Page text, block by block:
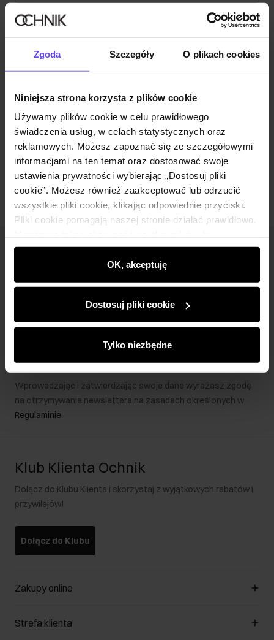
Zgoda Szczegóły O plikach cookies
Niniejsza strona korzysta z plików cookie
Używamy plików cookie w celu prawidłowego
świadczenia usług, w celach statystycznych oraz
reklamowych. Możesz zapoznać się ze szczegółowymi
informacjami na ten temat oraz dostosować swoje
ustawienia prywatności wybierając „Dostosuj pliki
cookie”. Możesz również zaakceptować lub odrzucić
wszystkie pliki cookie, klikając odpowiednie przyciski.
Pliki cookie pomagają naszej stronie działać prawidłowo.
wyświetlać im dopasowane do ich preferencji treści,
rekomendacje oraz komunikaty reklamowe informujące o
najnowszych promocjach w e-sklepie. Informacje o tym,
partnerom społecznościowym, reklamowym i
analitycznym. Partnerzy mogą połączyć te informacje z
podczas korzystania z ich usług.
OK, akceptuję
Dostosuj pliki cookie
Tylko niezbędne
Wysyłka w 1 dzień roboczy
Opis produktu
Skład
Opinie
Zapisz się
Wprowadzając i zatwierdzając swoje dane wyrażasz zgodę
na otrzymywanie newslettera na zasadach określonych w
Regulaminie.
Klub Klienta Ochnik
Dołącz do Klubu Klienta i skorzystaj z wyjątkowych rabatów i
przywilejów!
Dołącz do Klubu
Zakupy online
Zarządzaj cookies
Strefa klienta